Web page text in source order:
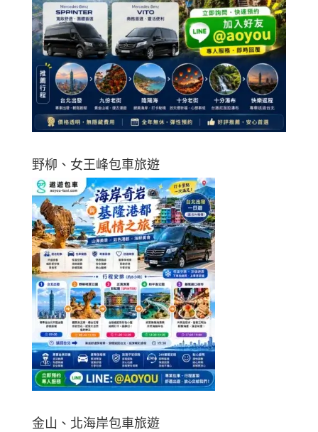
野柳、女王峰包車旅遊
金山、北海岸包車旅遊